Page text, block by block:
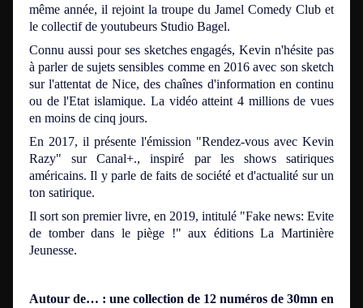
même année, il rejoint la troupe du Jamel Comedy Club et
le collectif de youtubeurs Studio Bagel.
Connu aussi pour ses sketches engagés, Kevin n'hésite pas
à parler de sujets sensibles comme en 2016 avec son sketch
sur l'attentat de Nice, des chaînes d'information en continu
ou de l'Etat islamique. La vidéo atteint 4 millions de vues
en moins de cinq jours.
En 2017, il présente l'émission "Rendez-vous avec Kevin
Razy" sur Canal+., inspiré par les shows satiriques
américains. Il y parle de faits de société et d'actualité sur un
ton satirique.
Il sort son premier livre, en 2019, intitulé "Fake news: Evite
de tomber dans le piège !" aux éditions La Martinière
Jeunesse.
Autour de… : une collection de 12 numéros de 30mn en